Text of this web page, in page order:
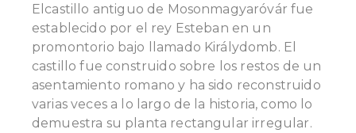
Elcastillo antiguo de Mosonmagyaróvár fue
establecido por el rey Esteban en un
promontorio bajo llamado Királydomb. El
castillo fue construido sobre los restos de un
asentamiento romano y ha sido reconstruido
varias veces a lo largo de la historia, como lo
demuestra su planta rectangular irregular.